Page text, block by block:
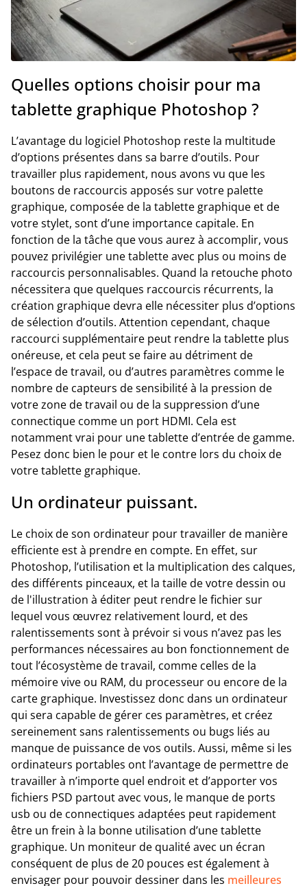
Quelles options choisir pour ma
tablette graphique Photoshop ?
L’avantage du logiciel Photoshop reste la multitude
d’options présentes dans sa barre d’outils. Pour
travailler plus rapidement, nous avons vu que les
boutons de raccourcis apposés sur votre palette
graphique, composée de la tablette graphique et de
votre stylet, sont d’une importance capitale. En
fonction de la tâche que vous aurez à accomplir, vous
pouvez privilégier une tablette avec plus ou moins de
raccourcis personnalisables. Quand la retouche photo
nécessitera que quelques raccourcis récurrents, la
création graphique devra elle nécessiter plus d’options
de sélection d’outils. Attention cependant, chaque
raccourci supplémentaire peut rendre la tablette plus
onéreuse, et cela peut se faire au détriment de
l’espace de travail, ou d’autres paramètres comme le
nombre de capteurs de sensibilité à la pression de
votre zone de travail ou de la suppression d’une
connectique comme un port HDMI. Cela est
notamment vrai pour une tablette d’entrée de gamme.
Pesez donc bien le pour et le contre lors du choix de
votre tablette graphique.
Un ordinateur puissant.
Le choix de son ordinateur pour travailler de manière
efficiente est à prendre en compte. En effet, sur
Photoshop, l’utilisation et la multiplication des calques,
des différents pinceaux, et la taille de votre dessin ou
de l'illustration à éditer peut rendre le fichier sur
lequel vous œuvrez relativement lourd, et des
ralentissements sont à prévoir si vous n’avez pas les
performances nécessaires au bon fonctionnement de
tout l’écosystème de travail, comme celles de la
mémoire vive ou RAM, du processeur ou encore de la
carte graphique. Investissez donc dans un ordinateur
qui sera capable de gérer ces paramètres, et créez
sereinement sans ralentissements ou bugs liés au
manque de puissance de vos outils. Aussi, même si les
ordinateurs portables ont l’avantage de permettre de
travailler à n’importe quel endroit et d’apporter vos
fichiers PSD partout avec vous, le manque de ports
usb ou de connectiques adaptées peut rapidement
être un frein à la bonne utilisation d’une tablette
graphique. Un moniteur de qualité avec un écran
conséquent de plus de 20 pouces est également à
envisager pour pouvoir dessiner dans les meilleures